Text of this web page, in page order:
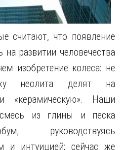
считают, что появление
на развитии человечества
изобретение колеса: не
неолита делят на
«керамическую». Наши
из глины и песка
руководствуясь
и интуицией; сейчас же